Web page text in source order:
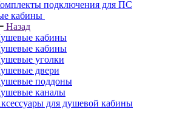
подключения для ПС
кабины
Назад
кабины
кабины
уголки
двери
поддоны
каналы
для душевой кабины